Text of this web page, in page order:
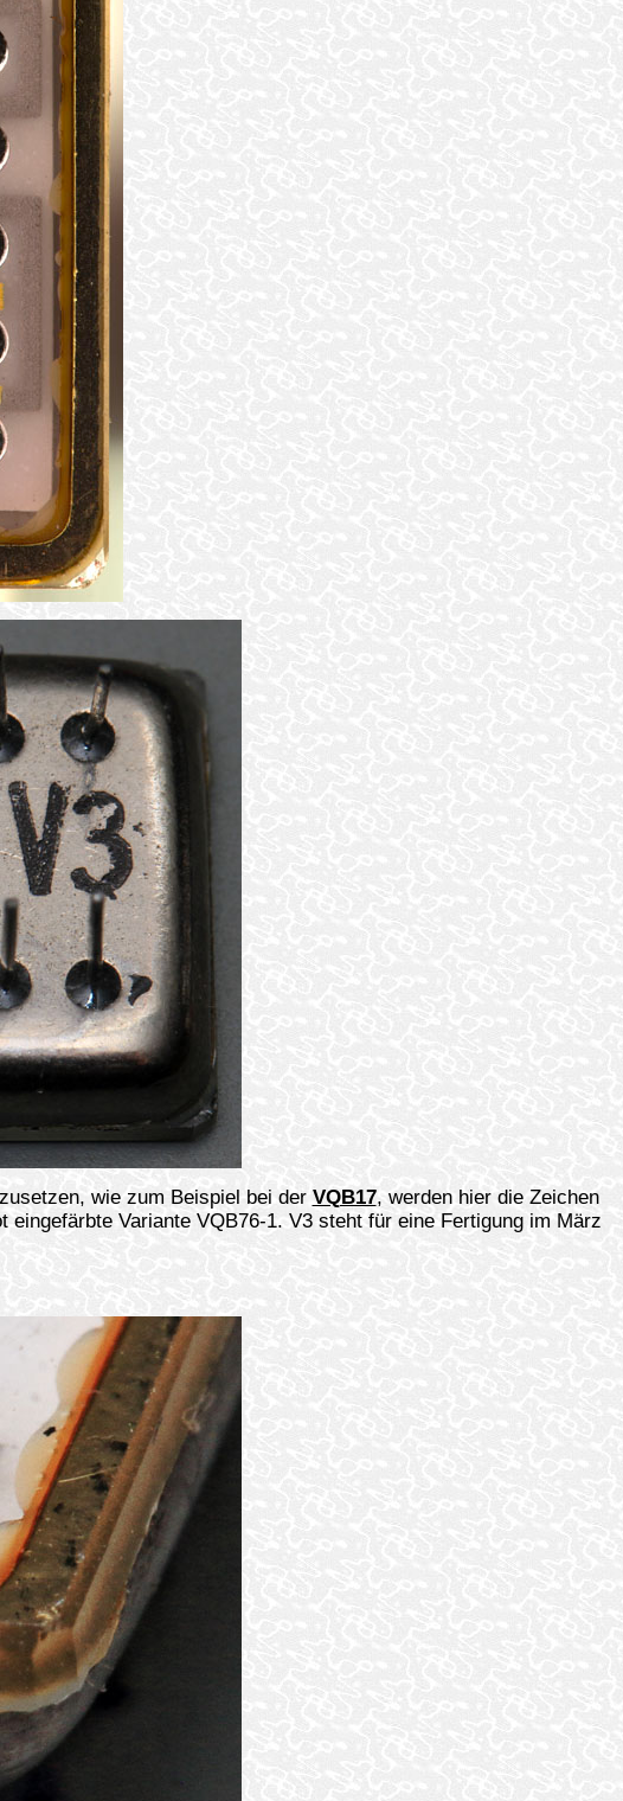
wie zum Beispiel bei der VQB17, werden hier die Zeichen
Variante VQB76-1. V3 steht für eine Fertigung im März